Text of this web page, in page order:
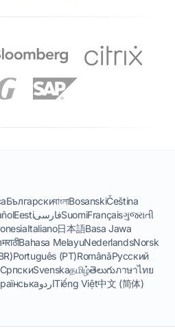
БългарскиবাংলাBosanskiČeština
EestiفارسیSuomiFrançaisગુજરાતી
Italiano日本語Basa Jawa
मराठीBahasa MelayuNederlandsNorsk
Português (PT)RomânăРусский
СрпскиSvenskaதமிழ்తెలుగుภาษาไทย
اردوTiếng Việt中文 (简体)